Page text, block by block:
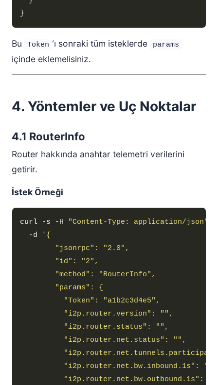
Bu Token ‘ı sonraki tüm isteklerde params
içinde eklemelisiniz.
4. Yöntemler ve Uç Noktalar
4.1 RouterInfo
Router hakkında anahtar telemetri verilerini
getirir.
İstek Örneği
curl -s -H "Content-Type: application/json"
  -d